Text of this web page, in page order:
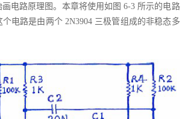
电路原理图。本章将使用如图 6-3 所示的电路
电路是由两个 2N3904 三极管组成的非稳态多